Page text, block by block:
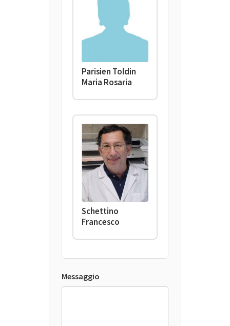
Parisien Toldin
Maria Rosaria
Schettino
Francesco
Messaggio